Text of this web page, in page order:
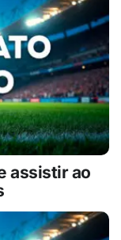
assistir ao